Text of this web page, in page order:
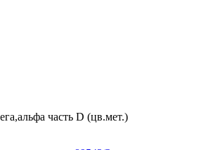
часть D (цв.мет.)